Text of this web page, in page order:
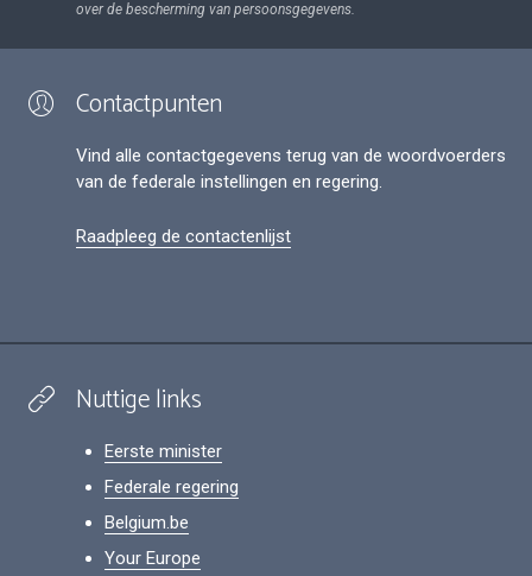
over de bescherming van persoonsgegevens.
Contactpunten
Vind alle contactgegevens terug van de woordvoerders
van de federale instellingen en regering.
Raadpleeg de contactenlijst
Nuttige links
Eerste minister
Federale regering
Belgium.be
Your Europe